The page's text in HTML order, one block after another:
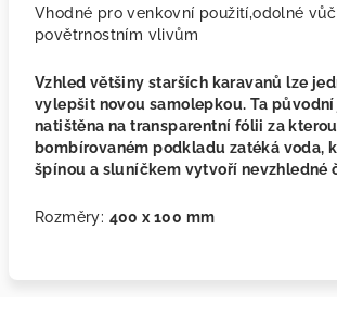
Vhodné pro venkovní použití,odolné
povětrnostním vlivům
Vzhled většiny starších karavanů lze
vylepšit novou samolepkou. Ta
natištěna na transparentní fólii za
bombírovaném podkladu zatéká voda,
špínou a sluníčkem vytvoří nevzhledné
Rozměry: 400 x 100 mm